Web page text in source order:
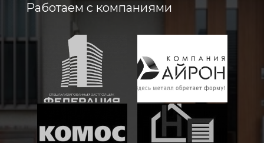
Работаем с компаниями